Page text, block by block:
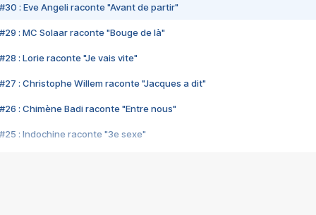
#30 : Eve Angeli raconte "Avant de partir"
#29 : MC Solaar raconte "Bouge de là"
#28 : Lorie raconte "Je vais vite"
#27 : Christophe Willem raconte "Jacques a dit"
#26 : Chimène Badi raconte "Entre nous"
#25 : Indochine raconte "3e sexe"